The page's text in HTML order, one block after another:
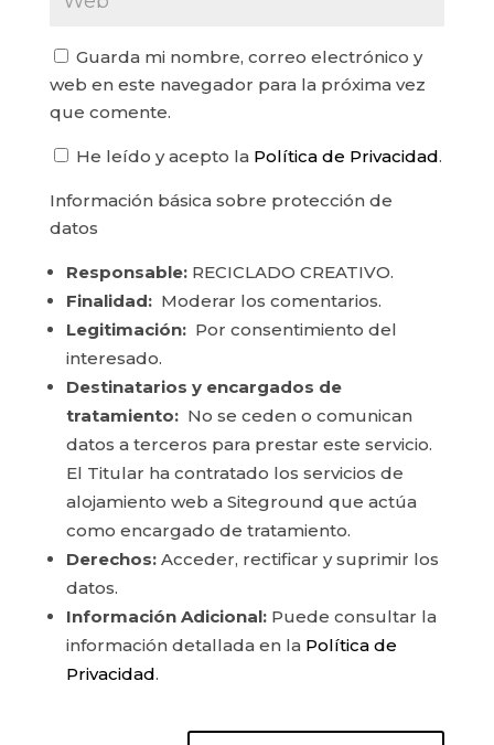
Guarda mi nombre, correo electrónico y
web en este navegador para la próxima vez
que comente.
He leído y acepto la Política de Privacidad.
Información básica sobre protección de
datos
Responsable:RECICLADO CREATIVO.
Finalidad:Moderar los comentarios.
Legitimación:Por consentimiento del
interesado.
Destinatarios y encargados de
tratamiento:No se ceden o comunican
datos a terceros para prestar este servicio.
El Titular ha contratado los servicios de
alojamiento web a Siteground que actúa
como encargado de tratamiento.
Derechos:Acceder, rectificar y suprimir los
datos.
Información Adicional:Puede consultar la
información detallada en la Política de
Privacidad.